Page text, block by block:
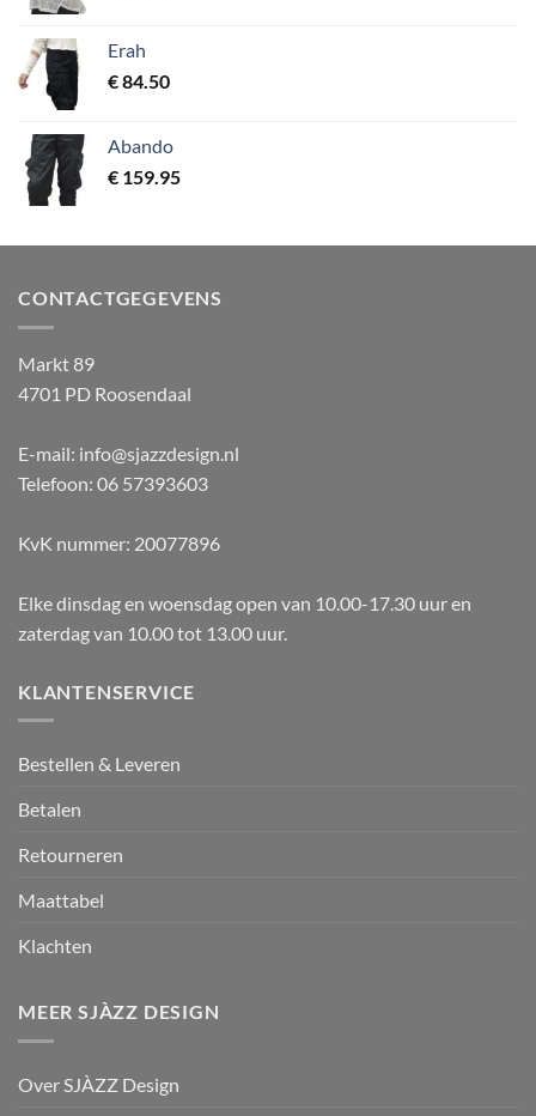
Erah
€84.50
Abando
€ 159.95
CONTACTGEGEVENS
Markt 89
4701 PD Roosendaal
E-mail: info@sjazzdesign.nl
Telefoon: 06 57393603
KvK nummer: 20077896
Elke dinsdag en woensdag open van 10.00-17.30 uur en
zaterdag van 10.00 tot 13.00 uur.
KLANTENSERVICE
Bestellen & Leveren
Betalen
Retourneren
Maattabel
Klachten
MEER SJÀZZ DESIGN
Over SJÀZZ Design